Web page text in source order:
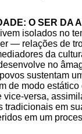
O SER DA
isolados no
— relações de
da
no
sustentam
de modo
versa,
em
em um